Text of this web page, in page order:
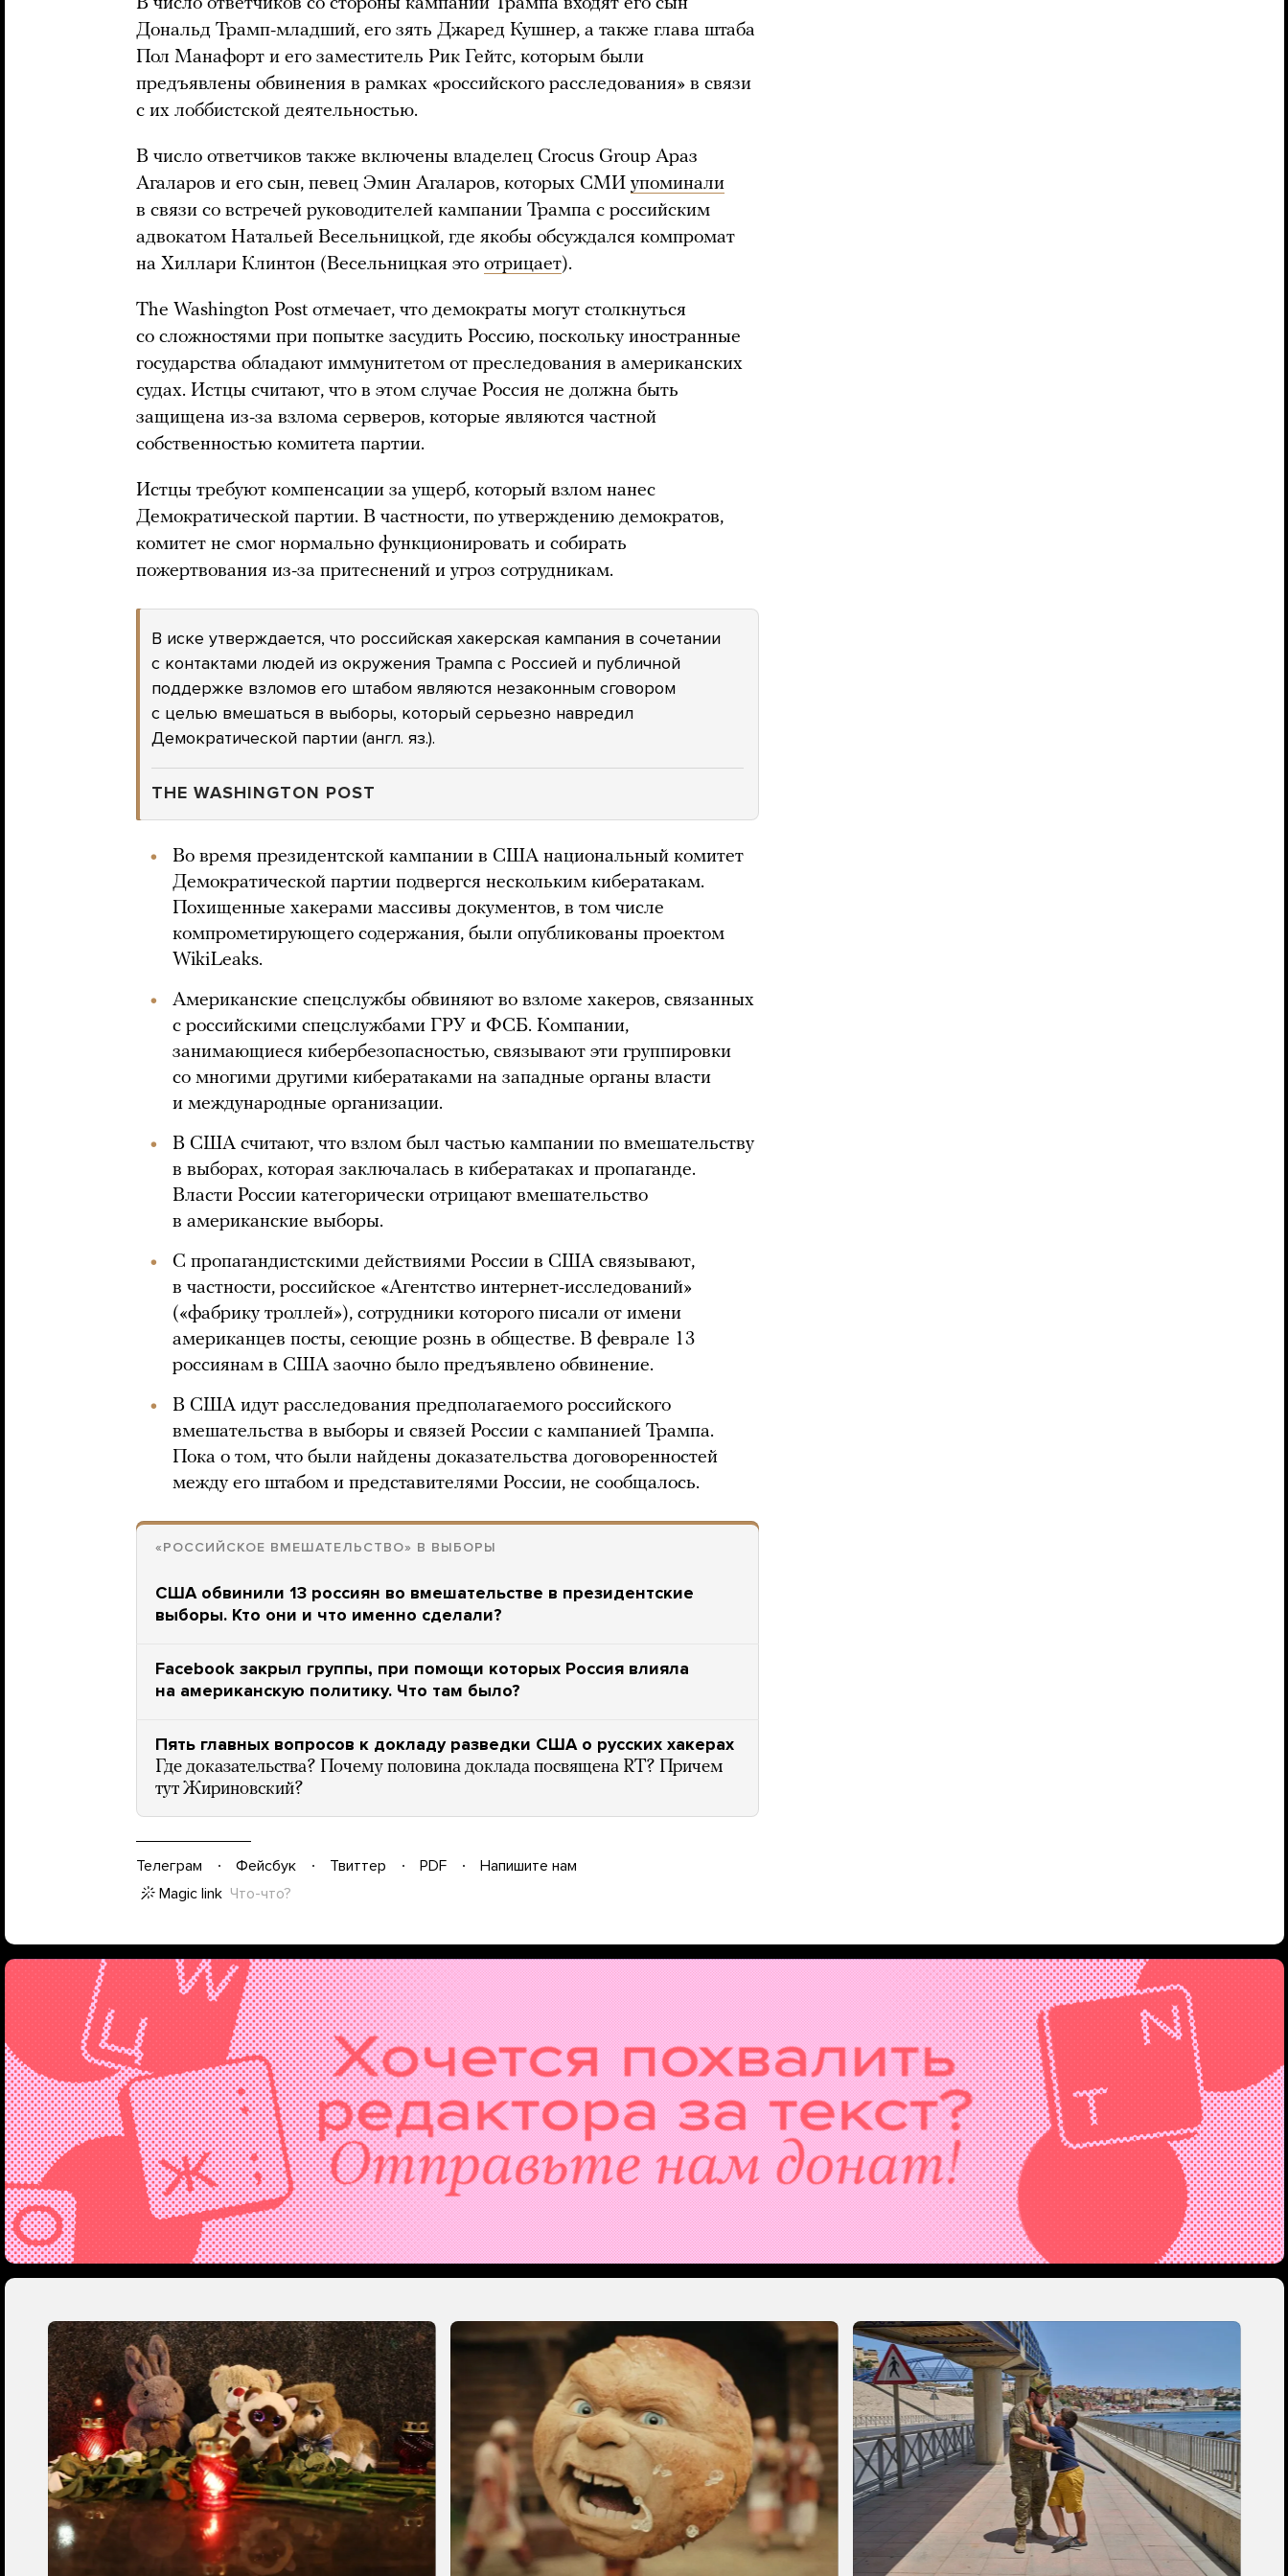
В число ответчиков со стороны кампании Трампа входят его сын
Дональд Трамп-младший, его зять Джаред Кушнер, а также глава штаба
Пол Манафорт и его заместитель Рик Гейтс, которым были
предъявлены обвинения в рамках «российского расследования» в связи
с их лоббистской деятельностью.
В число ответчиков также включены владелец Crocus Group Араз
Агаларов и его сын, певец Эмин Агаларов, которых СМИ упоминали
в связи со встречей руководителей кампании Трампа с российским
адвокатом Натальей Весельницкой, где якобы обсуждался компромат
на Хиллари Клинтон (Весельницкая это отрицает).
The Washington Post отмечает, что демократы могут столкнуться
со сложностями при попытке засудить Россию, поскольку иностранные
государства обладают иммунитетом от преследования в американских
судах. Истцы считают, что в этом случае Россия не должна быть
защищена из-за взлома серверов, которые являются частной
собственностью комитета партии.
Истцы требуют компенсации за ущерб, который взлом нанес
Демократической партии. В частности, по утверждению демократов,
комитет не смог нормально функционировать и собирать
пожертвования из-за притеснений и угроз сотрудникам.
В иске утверждается, что российская хакерская кампания в сочетании
с контактами людей из окружения Трампа с Россией и публичной
поддержке взломов его штабом являются незаконным сговором
с целью вмешаться в выборы, который серьезно навредил
Демократической партии (англ. яз.).
THE WASHINGTON POST
Во время президентской кампании в США национальный комитет
Демократической партии подвергся нескольким кибератакам.
Похищенные хакерами массивы документов, в том числе
компрометирующего содержания, были опубликованы проектом
WikiLeaks.
Американские спецслужбы обвиняют во взломе хакеров, связанных
с российскими спецслужбами ГРУ и ФСБ. Компании,
занимающиеся кибербезопасностью, связывают эти группировки
со многими другими кибератаками на западные органы власти
и международные организации.
В США считают, что взлом был частью кампании по вмешательству
в выборах, которая заключалась в кибератаках и пропаганде.
Власти России категорически отрицают вмешательство
в американские выборы.
С пропагандистскими действиями России в США связывают,
в частности, российское «Агентство интернет-исследований»
(«фабрику троллей»), сотрудники которого писали от имени
американцев посты, сеющие рознь в обществе. В феврале 13
россиянам в США заочно было предъявлено обвинение.
В США идут расследования предполагаемого российского
вмешательства в выборы и связей России с кампанией Трампа.
Пока о том, что были найдены доказательства договоренностей
между его штабом и представителями России, не сообщалось.
«РОССИЙСКОЕ ВМЕШАТЕЛЬСТВО» В ВЫБОРЫ
США обвинили 13 россиян во вмешательстве в президентские
выборы. Кто они и что именно сделали?
Facebook закрыл группы, при помощи которых Россия влияла
на американскую политику. Что там было?
Пять главных вопросов к докладу разведки США о русских хакерах
Где доказательства? Почему половина доклада посвящена RT? Причем
тут Жириновский?
Телеграм Фейсбук Твиттер PDF
Напишите нам
Magic link Что-что?